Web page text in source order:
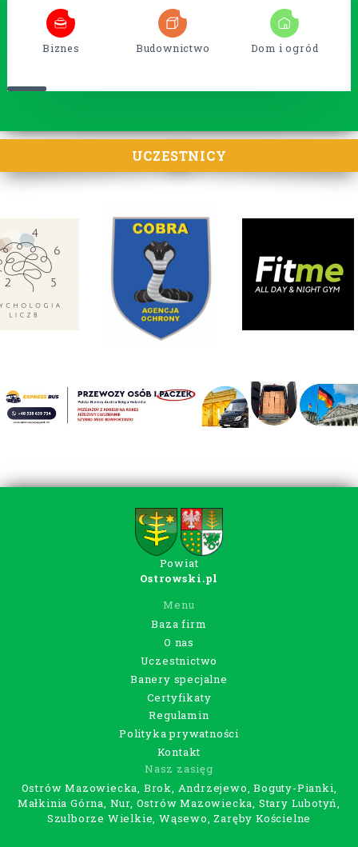
Biznes Budownictwo Dom i ogród
UCZESTNICY
Powiat
Ostrowski.pl
Menu
Baza firm
O nas
Uczestnictwo
Banery specjalne
Certyfikaty
Regulamin
Polityka prywatności
Kontakt
Nasz zasięg
Ostrów Mazowiecka, Brok, Andrzejewo, Boguty-Pianki,
Małkinia Górna, Nur, Ostrów Mazowiecka, Stary Lubotyń,
Szulborze Wielkie, Wąsewo, Zaręby Kościelne